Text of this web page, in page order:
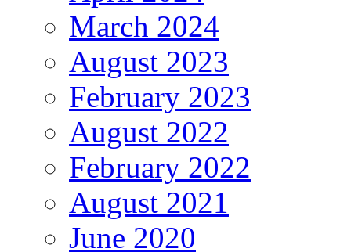
March 2024
August 2023
February 2023
August 2022
February 2022
August 2021
June 2020